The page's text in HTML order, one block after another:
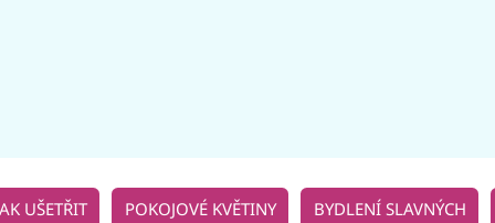
UŠETŘIT POKOJOVÉ KVĚTINY BYDLENÍ SLAVNÝCH